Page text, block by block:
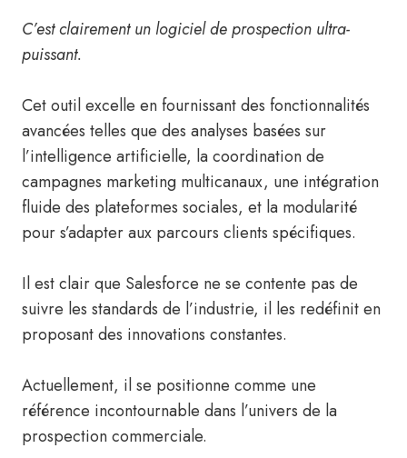
C’est clairement un logiciel de prospection ultra-
puissant.
Cet outil excelle en fournissant des fonctionnalités
avancées telles que des analyses basées sur
l’intelligence artificielle, la coordination de
campagnes marketing multicanaux, une intégration
fluide des plateformes sociales, et la modularité
pour s’adapter aux parcours clients spécifiques.
Il est clair que Salesforce ne se contente pas de
suivre les standards de l’industrie, il les redéfinit en
proposant des innovations constantes.
Actuellement, il se positionne comme une
référence incontournable dans l’univers de la
prospection commerciale.